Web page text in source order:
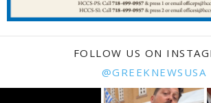
FOLLOW US ON
@GREEKNEWSUSA